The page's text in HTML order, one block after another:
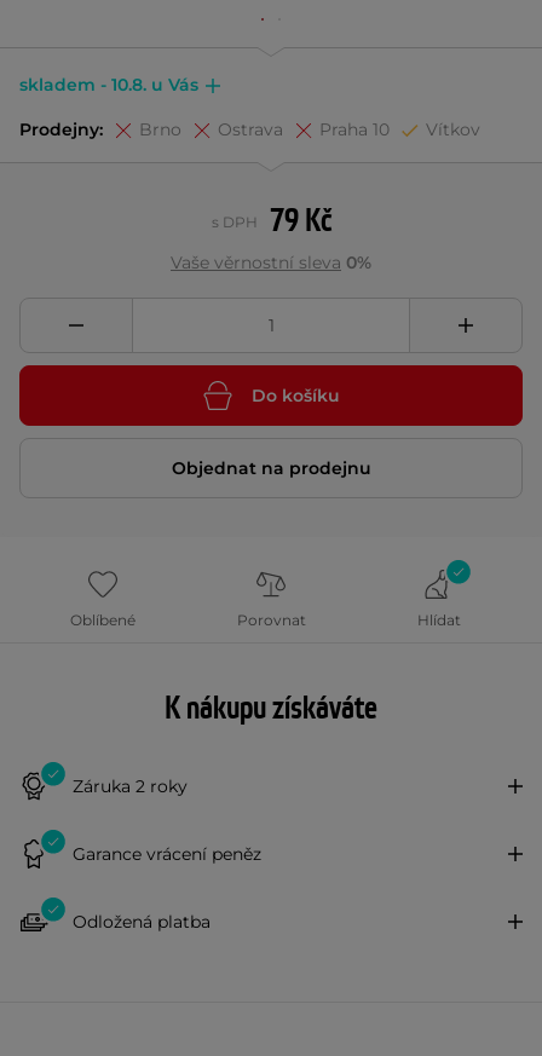
skladem - 10.8. u Vás
Prodejny: Brno Ostrava Praha 10 Vítkov
79 Kč
s DPH
Vaše věrnostní sleva 0%
Do košíku
Objednat na prodejnu
Oblíbené Porovnat Hlídat
K nákupu získáváte
Záruka 2 roky
Garance vrácení peněz
Odložená platba